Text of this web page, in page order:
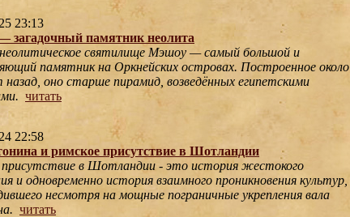
23:13
загадочный памятник неолита
неолитическое святилище Мэшоу — самый большой и
памятник на Оркнейских островах. Построенное около
назад, оно старше пирамид, возведённых египетскими
читать
22:58
и римское присутствие в Шотландии
присутствие в Шотландии - это история жестокого
и одновременно история взаимного проникновения культур,
несмотря на мощные пограничные укрепления вала
читать